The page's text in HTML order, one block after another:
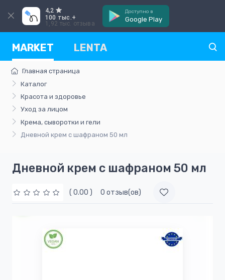
4,2
100 тыс.+
1,92 тыс. отзыва
Доступно в
Google Play
MARKET LENTA
Главная страница
Каталог
Красота и здоровье
Уход за лицом
Крема, сыворотки и гели
Дневной крем с шафраном 50 мл
Дневной крем с шафраном 50 мл
( 0.00 ) 0 отзыв(ов)